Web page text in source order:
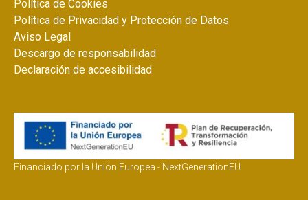
Política de Cookies
Política de Privacidad y Protección de Datos
Aviso Legal
Descargo de responsabilidad
Declaración de accesibilidad
Financiado por la Unión Europea - NextGenerationEU